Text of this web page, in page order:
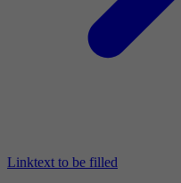
Linktext to be filled